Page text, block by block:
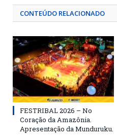
CONTEÚDO RELACIONADO
FESTRIBAL 2026 – No
Coração da Amazônia.
Apresentação da Munduruku.